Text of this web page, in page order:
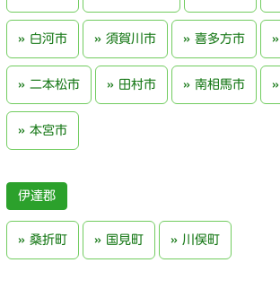
白河市 須賀川市 喜多方市
二本松市 田村市 南相馬市
本宮市
伊達郡
桑折町 国見町 川俣町